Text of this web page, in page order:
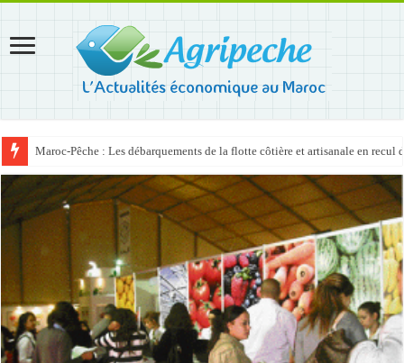
Maroc-Pêche : Les débarquements de la flotte côtière et artisanale en recul